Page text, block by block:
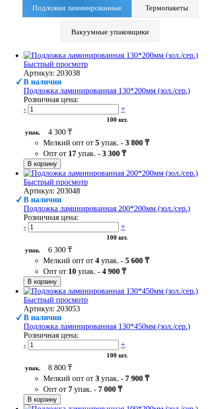
Подложки ламинированные Термопакеты
Вакуумные упаковщики
Быстрый просмотр
Артикул: 203038
В наличии
Подложка ламинированная 130*200мм (зол./сер.)
Розничная цена:
-
+
100 шт.
упак.
4 300 ₸
Мелкий опт от 5 упак. - 3 800 ₸
Опт от 17 упак. - 3 300 ₸
В корзину
Быстрый просмотр
Артикул: 203048
В наличии
Подложка ламинированная 200*200мм (зол./сер.)
Розничная цена:
-
+
100 шт.
упак.
6 300 ₸
Мелкий опт от 4 упак. - 5 600 ₸
Опт от 10 упак. - 4 900 ₸
В корзину
Быстрый просмотр
Артикул: 203053
В наличии
Подложка ламинированная 130*450мм (зол./сер.)
Розничная цена:
-
+
100 шт.
упак.
8 800 ₸
Мелкий опт от 3 упак. - 7 900 ₸
Опт от 7 упак. - 7 000 ₸
В корзину